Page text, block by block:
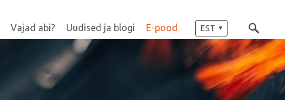
Vajad abi? Uudised ja blogi E-pood EST